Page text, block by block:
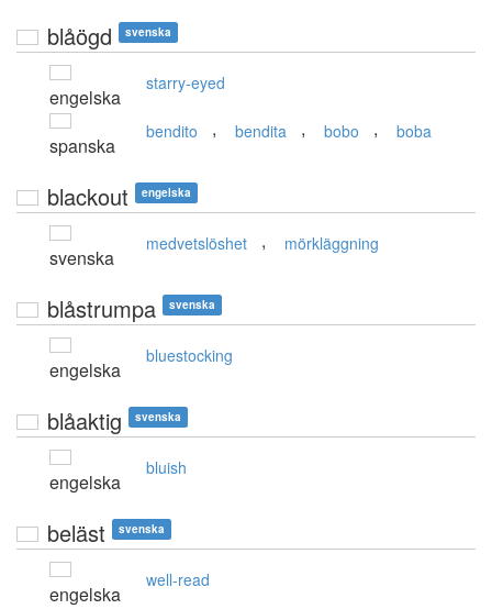
blåögd svenska
engelska
starry-eyed
spanska
bendito , bendita , bobo , boba
blackout engelska
svenska
medvetslöshet , mörkläggning
blåstrumpa svenska
engelska
bluestocking
blåaktig svenska
engelska
bluish
beläst svenska
engelska
well-read